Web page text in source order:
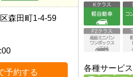
森田町1-4-59
予約する 各種サービス